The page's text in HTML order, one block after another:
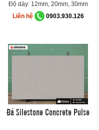
Độ dày: 12mm, 20mm, 30mm
Liên hệ
0903.930.126
Đá Silestone Concrete Pulse